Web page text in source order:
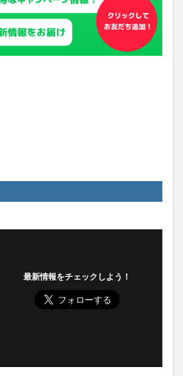
最新情報をチェックしよう！